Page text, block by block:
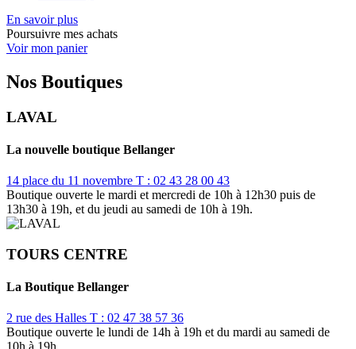
En savoir plus
Poursuivre mes achats
Voir mon panier
Nos Boutiques
LAVAL
La nouvelle boutique Bellanger
14 place du 11 novembre T : 02 43 28 00 43
Boutique ouverte le mardi et mercredi de 10h à 12h30 puis de
13h30 à 19h, et du jeudi au samedi de 10h à 19h.
TOURS CENTRE
La Boutique Bellanger
2 rue des Halles T : 02 47 38 57 36
Boutique ouverte le lundi de 14h à 19h et du mardi au samedi de